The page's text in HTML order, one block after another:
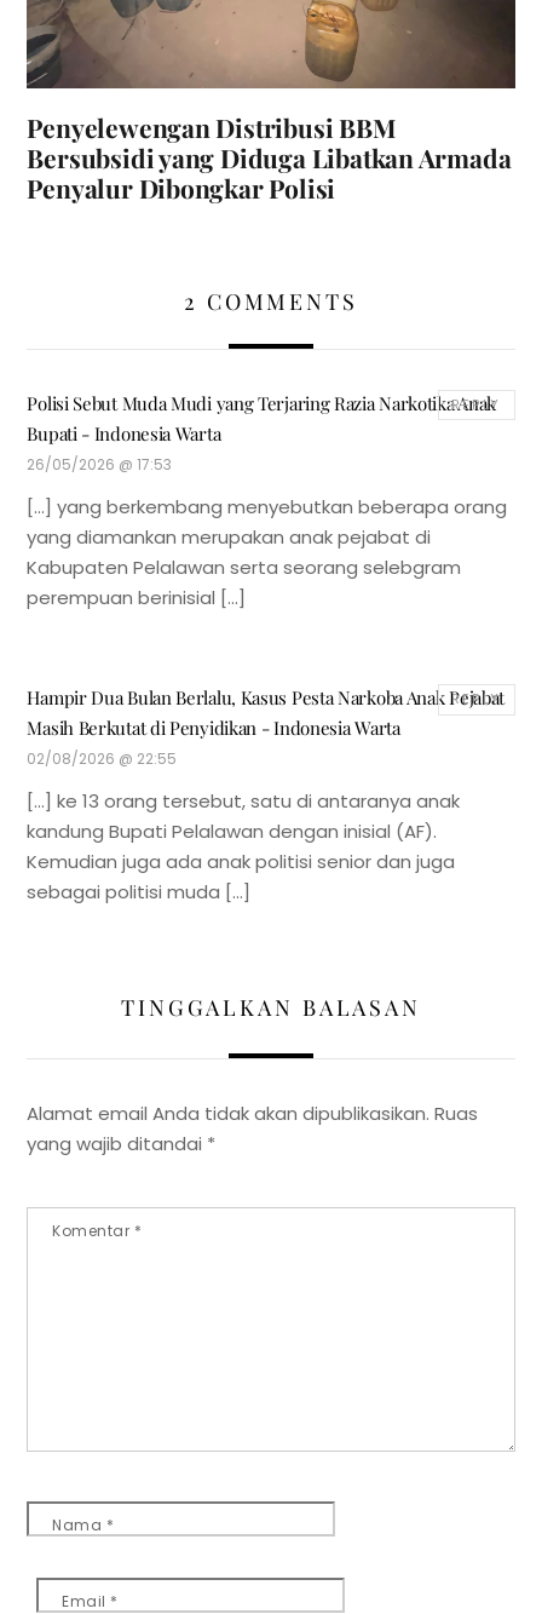
Penyelewengan Distribusi BBM
Bersubsidi yang Diduga Libatkan Armada
Penyalur Dibongkar Polisi
2 COMMENTS
Polisi Sebut Muda Mudi yang Terjaring Razia Narkotika Anak
Bupati - Indonesia Warta
26/05/2026 @ 17:53
[…] yang berkembang menyebutkan beberapa orang
yang diamankan merupakan anak pejabat di
Kabupaten Pelalawan serta seorang selebgram
perempuan berinisial […]
REPLY
Hampir Dua Bulan Berlalu, Kasus Pesta Narkoba Anak Pejabat
Masih Berkutat di Penyidikan - Indonesia Warta
02/08/2026 @ 22:55
[…] ke 13 orang tersebut, satu di antaranya anak
kandung Bupati Pelalawan dengan inisial (AF).
Kemudian juga ada anak politisi senior dan juga
sebagai politisi muda […]
REPLY
TINGGALKAN BALASAN
Alamat email Anda tidak akan dipublikasikan. Ruas
yang wajib ditandai *
Komentar *
Nama *
Email *